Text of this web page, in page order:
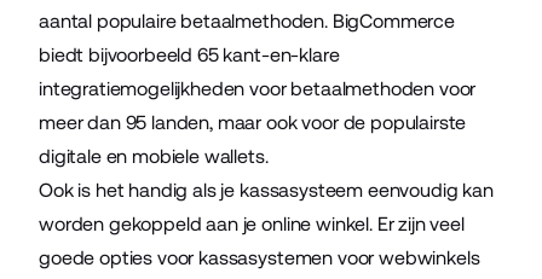
aantal populaire betaalmethoden. BigCommerce
biedt bijvoorbeeld 65 kant-en-klare
integratiemogelijkheden voor betaalmethoden voor
meer dan 95 landen, maar ook voor de populairste
digitale en mobiele wallets.
Ook is het handig als je kassasysteem eenvoudig kan
worden gekoppeld aan je online winkel. Er zijn veel
goede opties voor kassasystemen voor webwinkels